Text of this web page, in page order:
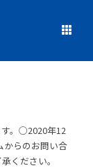
。◯2020年12
からのお問い合
ください。